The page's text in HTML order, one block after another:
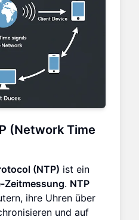
(Network Time
(NTP) ist ein
Zeitmessung. NTP
ihre Uhren über
und auf